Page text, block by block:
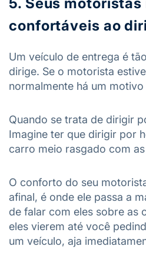
confortáveis ​​ao
Um veículo de entrega é
dirige. Se o motorista
normalmente há um
Quando se trata de dirigir
Imagine ter que dirigir por
carro meio rasgado com
O conforto do seu
afinal, é onde ele passa a
de falar com eles sobre as
eles vierem até você
um veículo, aja